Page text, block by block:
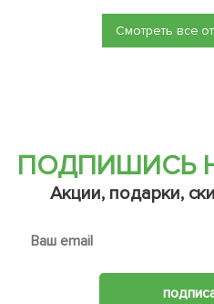
Смотреть все
ПОДПИШИСЬ
Акции, подарки,